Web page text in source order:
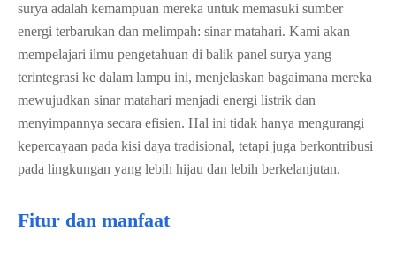
surya adalah kemampuan mereka untuk memasuki sumber
energi terbarukan dan melimpah: sinar matahari. Kami akan
mempelajari ilmu pengetahuan di balik panel surya yang
terintegrasi ke dalam lampu ini, menjelaskan bagaimana mereka
mewujudkan sinar matahari menjadi energi listrik dan
menyimpannya secara efisien. Hal ini tidak hanya mengurangi
kepercayaan pada kisi daya tradisional, tetapi juga berkontribusi
pada lingkungan yang lebih hijau dan lebih berkelanjutan.
Fitur dan manfaat